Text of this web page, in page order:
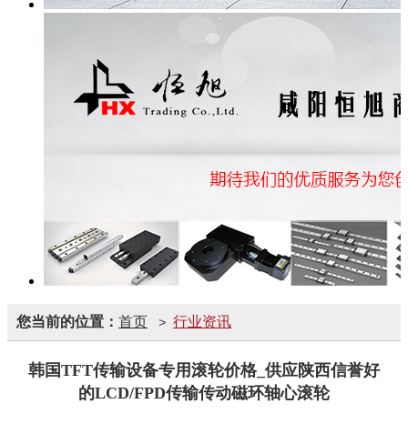
您当前的位置： 首页 > 行业资讯
韩国TFT传输设备专用滚轮价格_供应陕西信誉好
的LCD/FPD传输传动磁环轴心滚轮